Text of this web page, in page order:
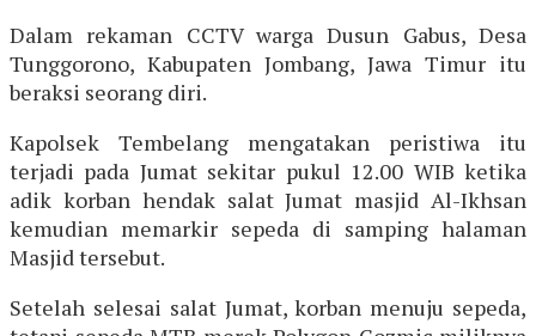
Dalam rekaman CCTV warga Dusun Gabus, Desa
Tunggorono, Kabupaten Jombang, Jawa Timur itu
beraksi seorang diri.
Kapolsek Tembelang mengatakan peristiwa itu
terjadi pada Jumat sekitar pukul 12.00 WIB ketika
adik korban hendak salat Jumat masjid Al-Ikhsan
kemudian memarkir sepeda di samping halaman
Masjid tersebut.
Setelah selesai salat Jumat, korban menuju sepeda,